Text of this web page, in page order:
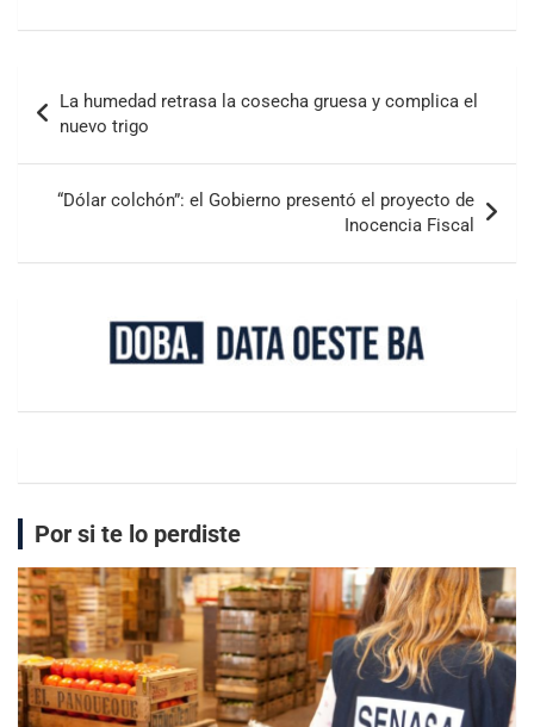
La humedad retrasa la cosecha gruesa y complica el
nuevo trigo
“Dólar colchón”: el Gobierno presentó el proyecto de
Inocencia Fiscal
Por si te lo perdiste